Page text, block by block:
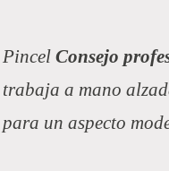
Pincel Consejo
trabaja a mano
para un aspecto